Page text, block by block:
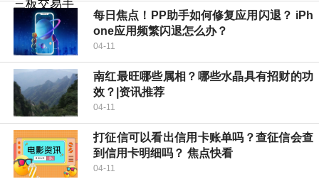
每日焦点！PP助手如何修复应用闪退？ iPh
one应用频繁闪退怎么办？
04-11
南红最旺哪些属相？哪些水晶具有招财的功
效？|资讯推荐
04-11
打征信可以看出信用卡账单吗？查征信会查
到信用卡明细吗？ 焦点快看
04-11